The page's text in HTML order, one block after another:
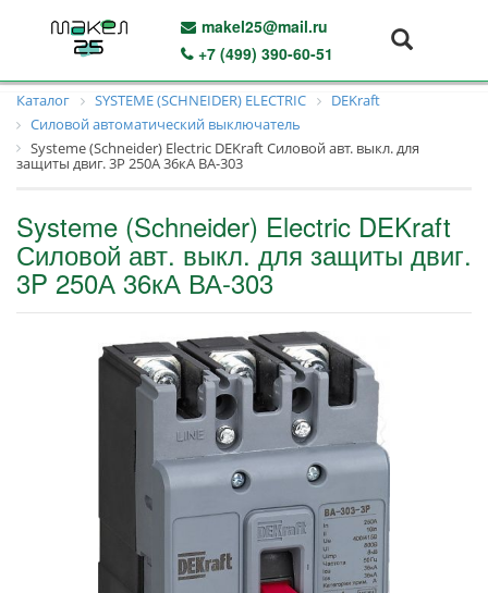
makel25@mail.ru
+7 (499) 390-60-51
Каталог SYSTEME (SCHNEIDER) ELECTRIC
DEKraft
Силовой автоматический выключатель
Systeme (Schneider) Electric DEKraft Силовой авт. выкл. для
защиты двиг. 3P 250А 36кА ВА-303
Systeme (Schneider) Electric DEKraft
Силовой авт. выкл. для защиты двиг.
3P 250А 36кА ВА-303